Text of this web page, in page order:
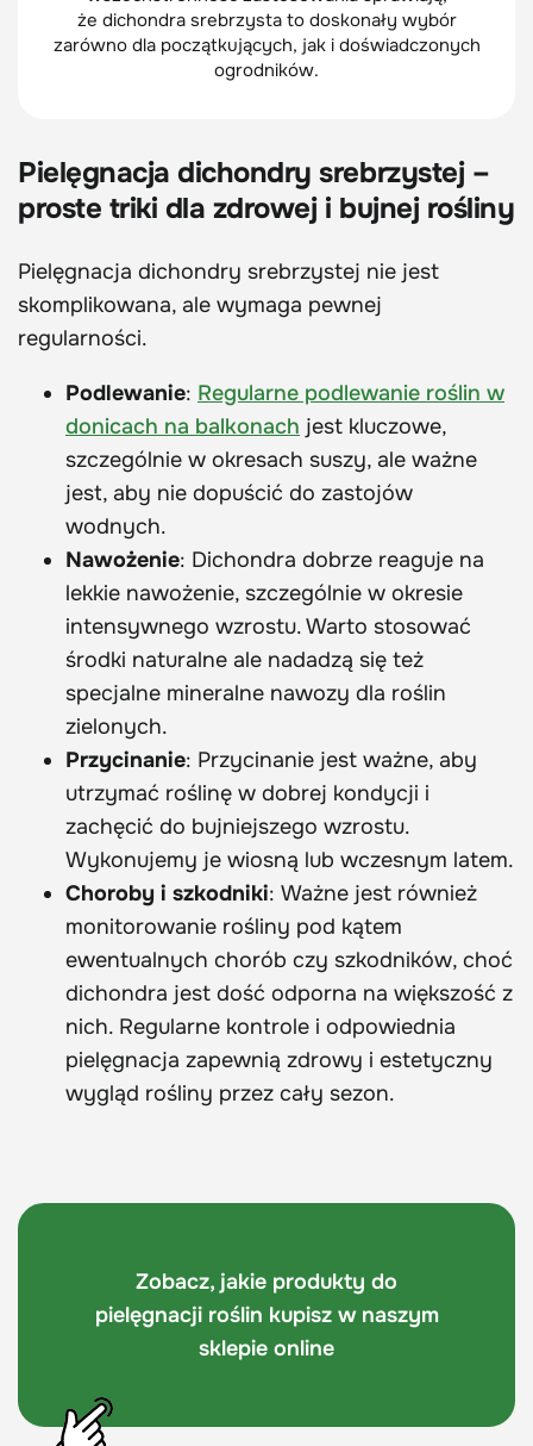
że dichondra srebrzysta to doskonały wybór
zarówno dla początkujących, jak i doświadczonych
ogrodników.
Pielęgnacja dichondry srebrzystej –
proste triki dla zdrowej i bujnej rośliny
Pielęgnacja dichondry srebrzystej nie jest
skomplikowana, ale wymaga pewnej
regularności.
Podlewanie: Regularne podlewanie roślin w
donicach na balkonach jest kluczowe,
szczególnie w okresach suszy, ale ważne
jest, aby nie dopuścić do zastojów
wodnych.
Nawożenie: Dichondra dobrze reaguje na
lekkie nawożenie, szczególnie w okresie
intensywnego wzrostu. Warto stosować
środki naturalne ale nadadzą się też
specjalne mineralne nawozy dla roślin
zielonych.
Przycinanie: Przycinanie jest ważne, aby
utrzymać roślinę w dobrej kondycji i
zachęcić do bujniejszego wzrostu.
Wykonujemy je wiosną lub wczesnym latem.
Choroby i szkodniki: Ważne jest również
monitorowanie rośliny pod kątem
ewentualnych chorób czy szkodników, choć
dichondra jest dość odporna na większość z
nich. Regularne kontrole i odpowiednia
pielęgnacja zapewnią zdrowy i estetyczny
wygląd rośliny przez cały sezon.
Zobacz, jakie produkty do
pielęgnacji roślin kupisz w naszym
sklepie online